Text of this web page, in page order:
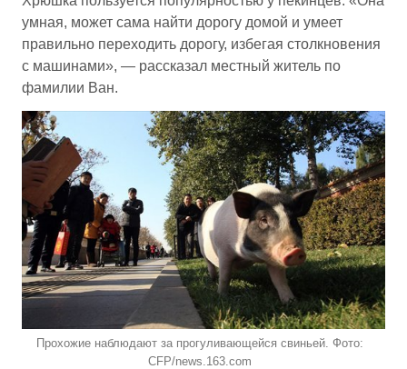
умная, может сама найти дорогу домой и умеет
правильно переходить дорогу, избегая столкновения
с машинами», — рассказал местный житель по
фамилии Ван.
Прохожие наблюдают за прогуливающейся свиньей. Фото:
CFP/news.163.com